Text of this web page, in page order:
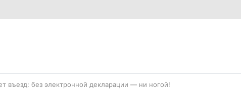
въезд: без электронной декларации — ни ногой!